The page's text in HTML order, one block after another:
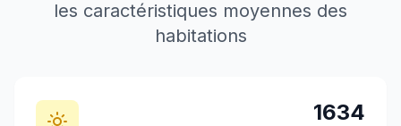
les caractéristiques moyennes des
habitations
1634